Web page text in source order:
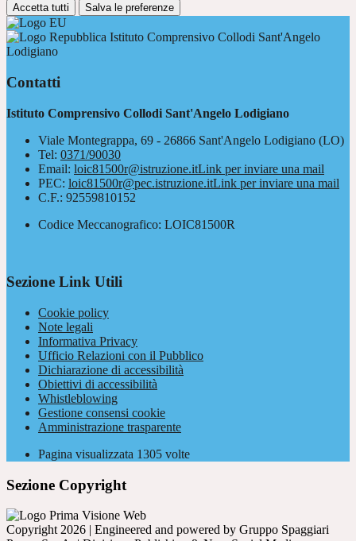
Accetta tutti Salva le preferenze
Istituto Comprensivo Collodi Sant'Angelo
Lodigiano
Contatti
Istituto Comprensivo Collodi Sant'Angelo Lodigiano
Viale Montegrappa, 69 - 26866 Sant'Angelo Lodigiano (LO)
Tel: 0371/90030
Email: loic81500r@istruzione.itLink per inviare una mail
PEC: loic81500r@pec.istruzione.itLink per inviare una mail
C.F.: 92559810152
Codice Meccanografico: LOIC81500R
Sezione Link Utili
Cookie policy
Note legali
Informativa Privacy
Ufficio Relazioni con il Pubblico
Dichiarazione di accessibilità
Obiettivi di accessibilità
Whistleblowing
Gestione consensi cookie
Amministrazione trasparente
Pagina visualizzata 1305 volte
Sezione Copyright
Copyright 2026 | Engineered and powered by Gruppo Spaggiari